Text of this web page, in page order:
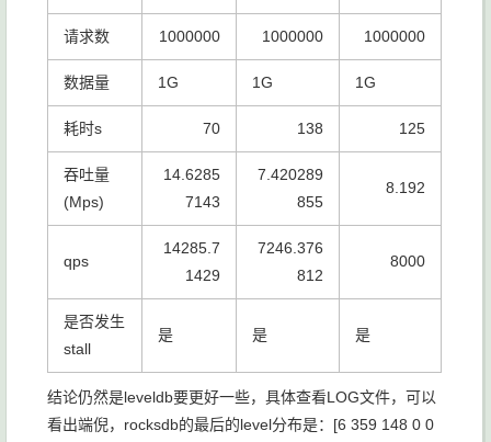
请求数 1000000 1000000 1000000
数据量 1G 1G 1G
耗时s 70 138 125
吞吐量
(Mps)
14.6285
7143
7.420289
855
8.192
qps
14285.7
1429
7246.376
812
8000
是否发生
stall
是 是 是
结论仍然是leveldb要更好一些，具体查看LOG文件，可以
看出端倪，rocksdb的最后的level分布是：[6 359 148 0 0